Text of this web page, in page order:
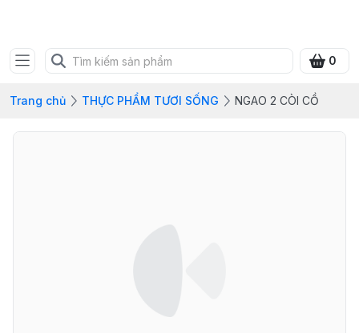
0
Trang chủ THỰC PHẨM TƯƠI SỐNG NGAO 2 CÒI CỒ